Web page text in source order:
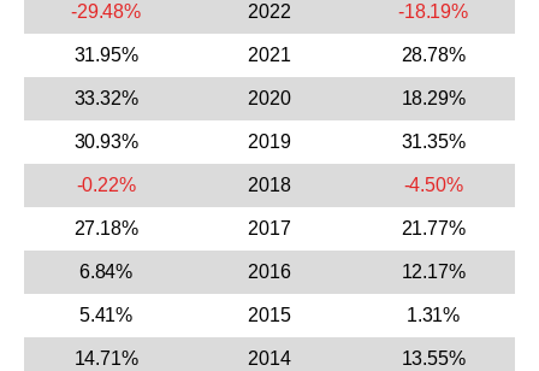
-29.48% 2022 -18.19%
31.95% 2021 28.78%
33.32% 2020 18.29%
30.93% 2019 31.35%
-0.22% 2018 -4.50%
27.18% 2017 21.77%
6.84% 2016 12.17%
5.41% 2015 1.31%
14.71% 2014 13.55%